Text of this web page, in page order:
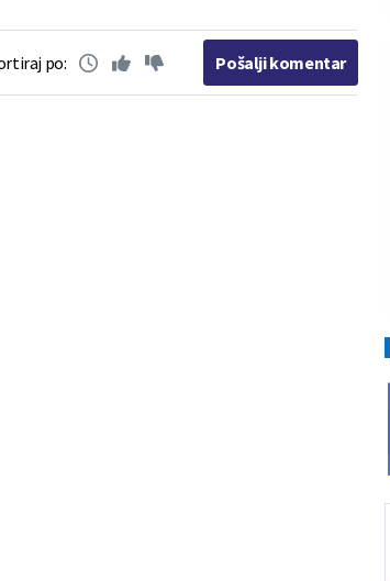
po: Pošalji komentar